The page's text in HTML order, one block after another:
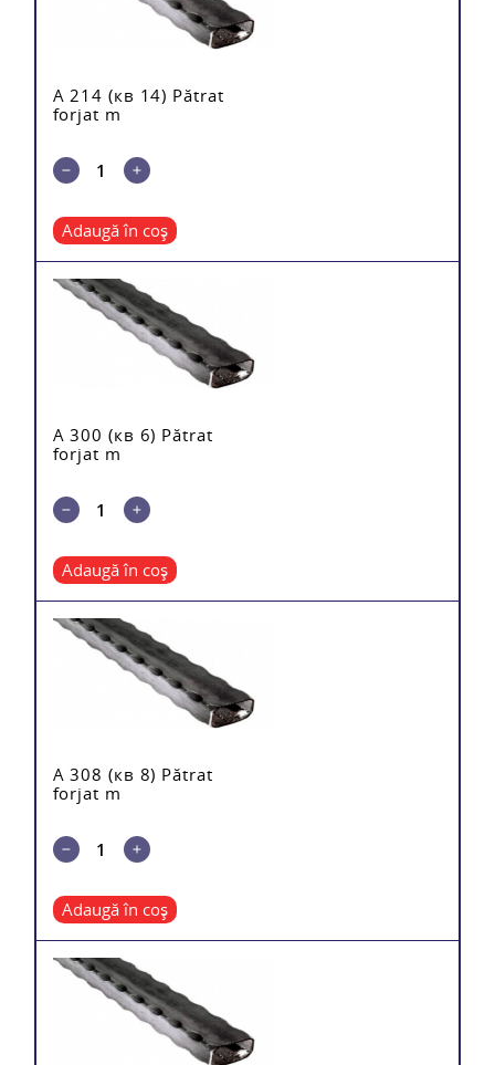
A 214 (кв 14) Pătrat
forjat m
Adaugă în coș
A 300 (кв 6) Pătrat
forjat m
Adaugă în coș
A 308 (кв 8) Pătrat
forjat m
Adaugă în coș